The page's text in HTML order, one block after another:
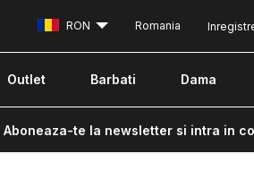
RON Romania
Outlet Barbati Dama
Aboneaza-te la newsletter si intra in